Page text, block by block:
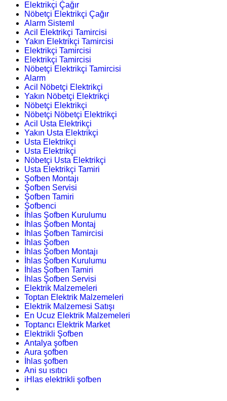
Elektrikçi Çağır
Nöbetçi Elektrikçi Çağır
Alarm Sisteml
Acil Elektrikçi Tamircisi
Yakın Elektrikçi Tamircisi
Elektrikçi Tamircisi
Elektrikçi Tamircisi
Nöbetçi Elektrikçi Tamircisi
Alarm
Acil Nöbetçi Elektrikçi
Yakın Nöbetçi Elektrikçi
Nöbetçi Elektrikçi
Nöbetçi Nöbetçi Elektrikçi
Acil Usta Elektrikçi
Yakın Usta Elektrikçi
Usta Elektrikçi
Usta Elektrikçi
Nöbetçi Usta Elektrikçi
Usta Elektrikçi Tamiri
Şofben Montajı
Şofben Servisi
Şofben Tamiri
Şofbenci
İhlas Şofben Kurulumu
İhlas Şofben Montaj
İhlas Şofben Tamircisi
İhlas Şofben
İhlas Şofben Montajı
İhlas Şofben Kurulumu
İhlas Şofben Tamiri
İhlas Şofben Servisi
Elektrik Malzemeleri
Toptan Elektrik Malzemeleri
Elektrik Malzemesi Satışı
En Ucuz Elektrik Malzemeleri
Toptancı Elektrik Market
Elektrikli Şofben
Antalya şofben
Aura şofben
İhlas şofben
Ani su ısıtıcı
iHlas elektrikli şofben